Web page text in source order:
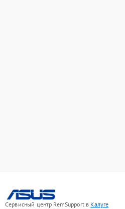
Сервисный центр RemSupport в Калуге